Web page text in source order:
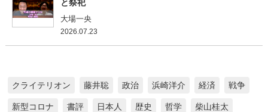
と祭祀
大場一央
2026.07.23
クライテリオン 藤井聡 政治 浜崎洋介 経済 戦争
新型コロナ 書評 日本人 歴史 哲学 柴山桂太